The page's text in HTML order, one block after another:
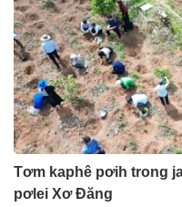
Tơm kaphê pơih trong
pơlei Xơ Đăng